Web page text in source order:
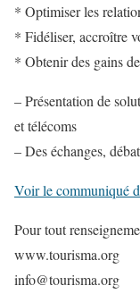
* Optimiser les
* Fidéliser, accroître
* Obtenir des gains
– Présentation de
et télécoms
– Des échanges,
Voir le communiqué
Pour tout
www.tourisma.org
info@tourisma.org